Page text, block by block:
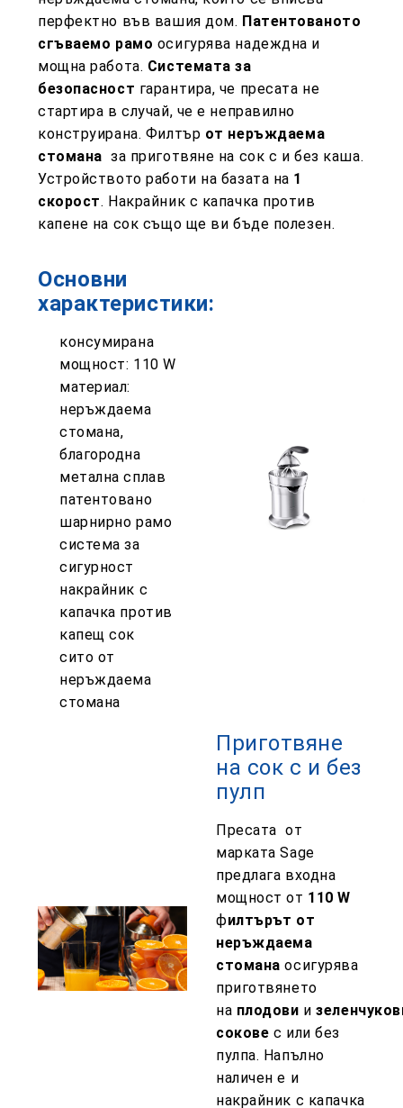
перфектно във вашия дом. Патентованото
сгъваемо рамо осигурява надеждна и
мощна работа. Системата за
безопасност гарантира, че пресата не
стартира в случай, че е неправилно
конструирана. Филтър от неръждаема
стомана за приготвяне на сок с и без каша.
Устройството работи на базата на 1
скорост. Накрайник с капачка против
капене на сок също ще ви бъде полезен.
Основни
характеристики:
консумирана
мощност: 110 W
материал:
неръждаема
стомана,
благородна
метална сплав
патентовано
шарнирно рамо
система за
сигурност
накрайник с
капачка против
капещ сок
сито от
неръждаема
стомана
Приготвяне
на сок с и без
пулп
Пресата от
марката Sage
предлага входна
мощност от 110 W
филтърът от
неръждаема
стомана осигурява
приготвянето
на плодови и
сокове с или без
пулпа. Напълно
наличен е и
накрайник с капачка